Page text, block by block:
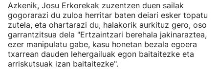
Azkenik, Josu Erkorekak zuzentzen duen sailak
gogorarazi du zuloa herritar baten deiari esker topatu
zutela, eta ohartarazi du, halakorik aurkituz gero, oso
garrantzitsua dela "Ertzaintzari berehala jakinaraztea,
ezer manipulatu gabe, kasu honetan bezala egoera
txarrean dauden lehergailuak egon baitaitezke eta
arriskutsuak izan baitaitezke".